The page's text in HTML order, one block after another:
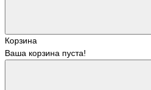
Корзина
Ваша корзина пуста!